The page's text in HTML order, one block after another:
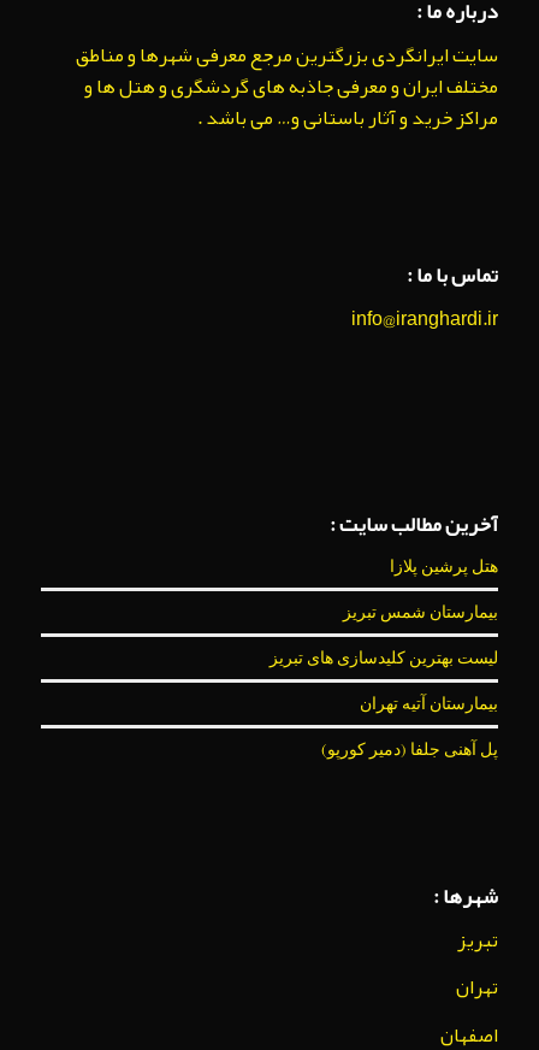
درباره ما :
سایت ایرانگردی بزرگترین مرجع معرفی شهرها و مناطق
مختلف ایران و معرفی جاذبه های گردشگری و هتل ها و
مراکز خرید و آثار باستانی و… می باشد .
تماس با ما :
info@iranghardi.ir
آخرین مطالب سایت :
هتل پرشین پلازا
بیمارستان شمس تبریز
لیست بهترین کلیدسازی های تبریز
بیمارستان آتیه تهران
پل آهنی جلفا (دمیر کورپو)
شهرها :
تبریز
تهران
اصفهان